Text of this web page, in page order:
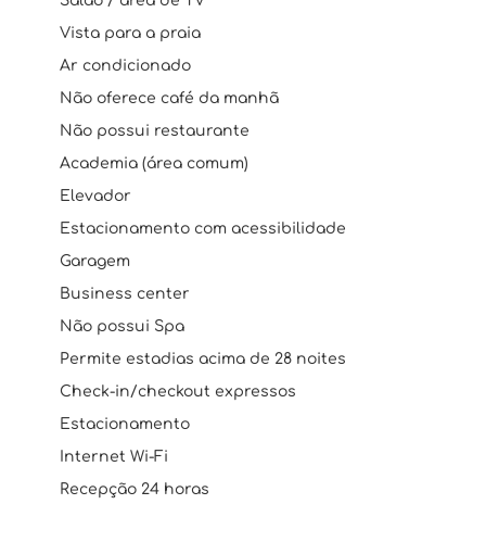
Vista para a praia
Ar condicionado
Não oferece café da manhã
Não possui restaurante
Academia (área comum)
Elevador
Estacionamento com acessibilidade
Garagem
Business center
Não possui Spa
Permite estadias acima de 28 noites
Check-in/checkout expressos
Estacionamento
Internet Wi-Fi
Recepção 24 horas